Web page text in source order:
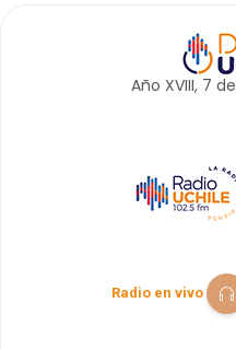
Año XVIII, 7 de
Radio en vivo